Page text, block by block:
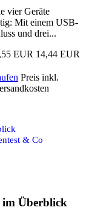
vier Geräte
Mit einem USB-
und drei...
EUR 14,44 EUR
Preis inkl.
& Co
im Überblick